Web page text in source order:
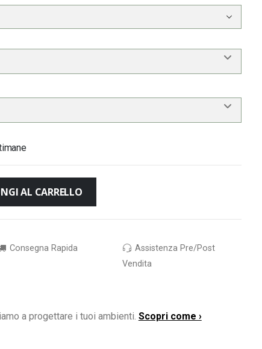
AL CARRELLO
Consegna Rapida
Assistenza Pre/Post
Vendita
a progettare i tuoi ambienti. Scopri come ›